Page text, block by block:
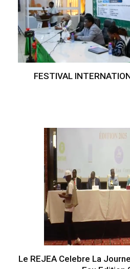
FESTIVAL
Le REJEA Celebre La